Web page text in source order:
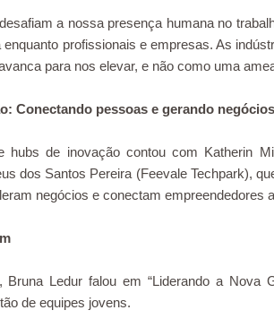
a nossa presença humana no
enquanto profissionais e empresas. As
para nos elevar, e não como uma
Conectando pessoas e gerando negócios
hubs de inovação contou com Katherin
dos Santos Pereira (Feevale Techpark),
negócios e conectam empreendedores
Bruna Ledur falou em “Liderando a Nova
de equipes jovens.